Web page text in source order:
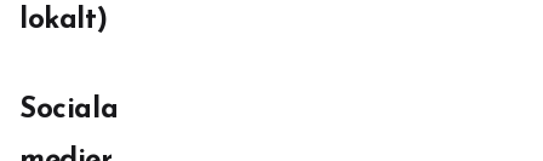
lokalt)
Sociala